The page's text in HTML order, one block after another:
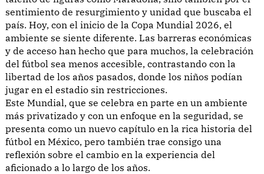
sentimiento de resurgimiento y unidad que buscaba el
país. Hoy, con el inicio de la Copa Mundial 2026, el
ambiente se siente diferente. Las barreras económicas
y de acceso han hecho que para muchos, la celebración
del fútbol sea menos accesible, contrastando con la
libertad de los años pasados, donde los niños podían
jugar en el estadio sin restricciones.
Este Mundial, que se celebra en parte en un ambiente
más privatizado y con un enfoque en la seguridad, se
presenta como un nuevo capítulo en la rica historia del
fútbol en México, pero también trae consigo una
reflexión sobre el cambio en la experiencia del
aficionado a lo largo de los años.